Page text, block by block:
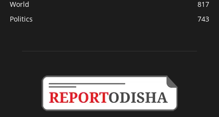
World
817
Politics
743